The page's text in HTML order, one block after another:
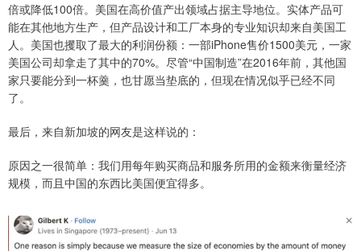
倍或降低100倍。美国在高价值产出领域占据主导地位。实体产品可
能在其他地方生产，但产品设计和工厂本身的专业知识却来自美国工
人。美国也攫取了最大的利润份额：一部iPhone售价1500美元，一家
美国公司却拿走了其中的70%。尽管“中国制造”在2016年前，其他国
家只要能分到一杯羹，也甘愿当垫底的，但现在情况似乎已经不同
了。
最后，来自新加坡的网友是这样说的：
原因之一很简单：我们用每年购买商品和服务所用的金额来衡量经济
规模，而且中国的东西比美国便宜得多。